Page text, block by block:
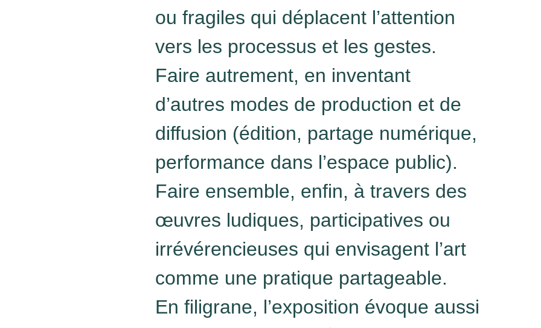
ou fragiles qui déplacent l’attention
vers les processus et les gestes.
Faire autrement, en inventant
d’autres modes de production et de
diffusion (édition, partage numérique,
performance dans l’espace public).
Faire ensemble, enfin, à travers des
œuvres ludiques, participatives ou
irrévérencieuses qui envisagent l’art
comme une pratique partageable.
En filigrane, l’exposition évoque aussi